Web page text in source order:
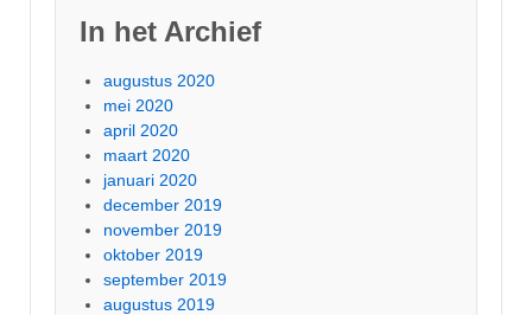
In het Archief
augustus 2020
mei 2020
april 2020
maart 2020
januari 2020
december 2019
november 2019
oktober 2019
september 2019
augustus 2019